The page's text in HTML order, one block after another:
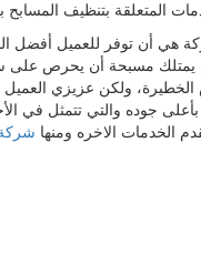
المتعلقة بتنظيف
هي أن توفر للعميل أفضل
مسبحة أن يحرص على
الخطيرة، ولكن عزيزي
جوده والتي تتمثل في
الخدمات الاخره ومنها